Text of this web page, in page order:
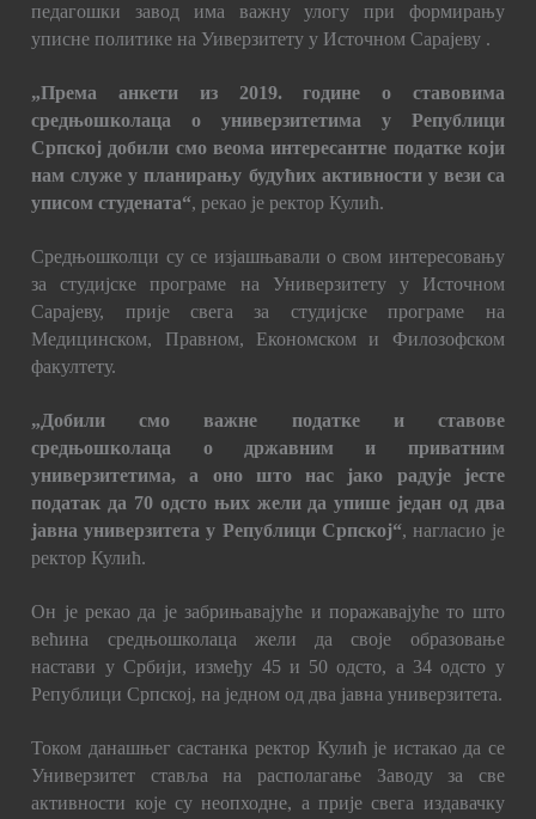
педагошки завод има важну улогу при формирању
уписне политике на Уиверзитету у Источном Сарајеву .
„Према анкети из 2019. године о ставовима
средњошколаца о универзитетима у Републици
Српској добили смо веома интересантне податке који
нам служе у планирању будућих активности у вези са
уписом студената“, рекао је ректор Кулић.
Средњошколци су се изјашњавали о свом интересовању
за студијске програме на Универзитету у Источном
Сарајеву, прије свега за студијске програме на
Медицинском, Правном, Економском и Филозофском
факултету.
„Добили смо важне податке и ставове
средњошколаца о државним и приватним
универзитетима, а оно што нас јако радује јесте
податак да 70 одсто њих жели да упише један од два
јавна универзитета у Републици Српској“, нагласио је
ректор Кулић.
Он је рекао да је забрињавајуће и поражавајуће то што
већина средњошколаца жели да своје образовање
настави у Србији, између 45 и 50 одсто, а 34 одсто у
Републици Српској, на једном од два јавна универзитета.
Током данашњег састанка ректор Кулић је истакао да се
Универзитет ставља на располагање Заводу за све
активности које су неопходне, а прије свега издавачку